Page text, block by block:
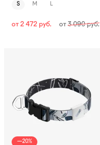
S M L
от 2 472 руб. от3 090руб.
—20%